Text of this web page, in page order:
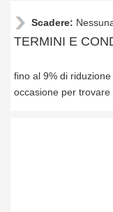
Scadere:
TERMINI E
fino al 9% di
occasione per